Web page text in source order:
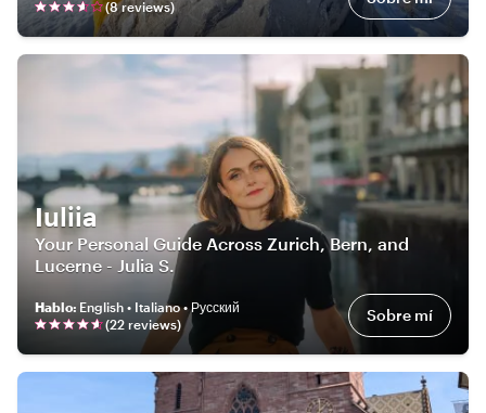
(8reviews)
Iuliia
Your Personal Guide Across Zurich, Bern, and
Lucerne - Julia S.
Hablo: English • Italiano • Русский
(22 reviews) Sobre mí